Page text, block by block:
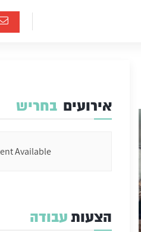
אירועים בחריש
Available
הצעותעבודה